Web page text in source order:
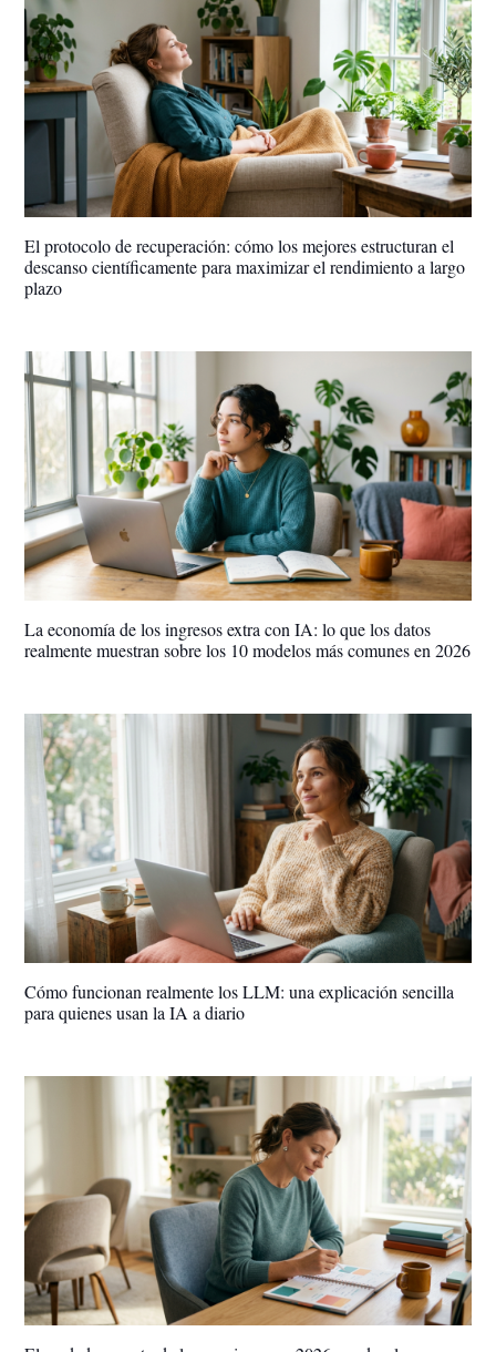
El protocolo de recuperación: cómo los mejores estructuran el
descanso científicamente para maximizar el rendimiento a largo
plazo
La economía de los ingresos extra con IA: lo que los datos
realmente muestran sobre los 10 modelos más comunes en 2026
Cómo funcionan realmente los LLM: una explicación sencilla
para quienes usan la IA a diario